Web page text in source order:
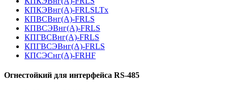
КПКЭВнг(А)-FRLSLTx
КПВСВнг(А)-FRLS
КПВСЭВнг(А)-FRLS
КПГВСВнг(А)-FRLS
КПГВСЭВнг(А)-FRLS
КПСЭСнг(А)-FRHF
Огнестойкий для интерфейса RS-485